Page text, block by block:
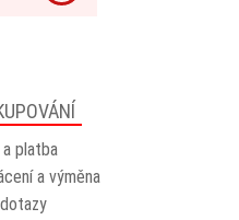
a platba
a výměna